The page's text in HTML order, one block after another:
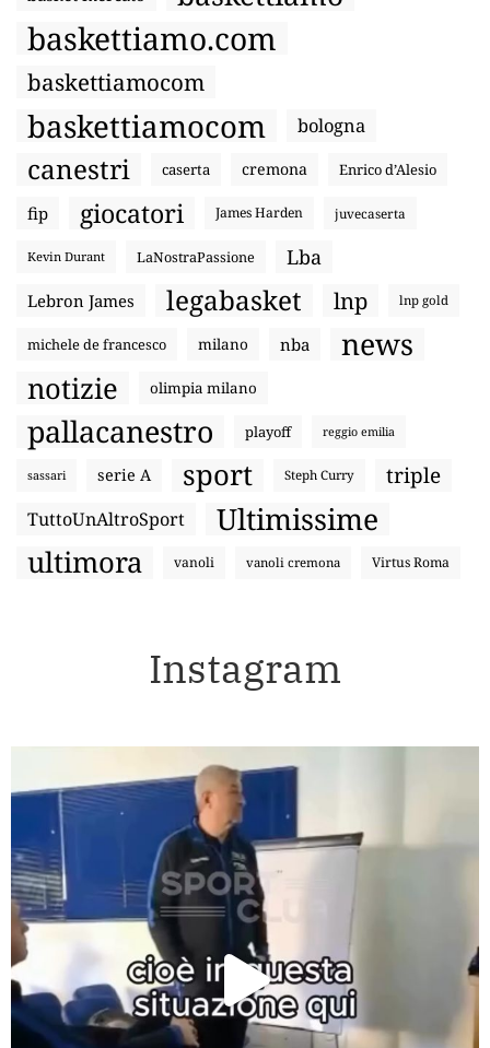
baskettiamo.com
baskettiamocom
baskettiamocom bologna
canestri caserta cremona Enrico d’Alesio
fip giocatori James Harden juvecaserta
Kevin Durant LaNostraPassione Lba
Lebron James legabasket lnp lnp gold
michele de francesco milano nba news
notizie olimpia milano
pallacanestro playoff reggio emilia
sassari serie A sport Steph Curry triple
TuttoUnAltroSport Ultimissime
ultimora vanoli vanoli cremona Virtus Roma
Instagram